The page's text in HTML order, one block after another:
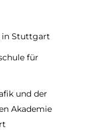
in Stuttgart
für
und der
Akademie